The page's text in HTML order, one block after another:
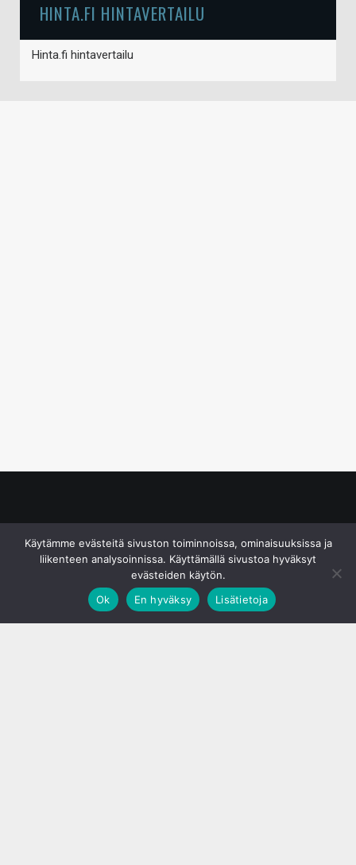
HINTA.FI HINTAVERTAILU
Hinta.fi hintavertailu
Käytämme evästeitä sivuston toiminnoissa, ominaisuuksissa ja
liikenteen analysoinnissa. Käyttämällä sivustoa hyväksyt
evästeiden käytön.
Ok
En hyväksy Lisätietoja